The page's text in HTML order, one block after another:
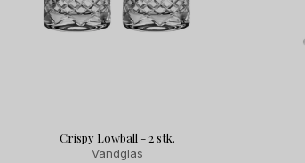
Crispy Lowball - 2 stk.
Vandglas